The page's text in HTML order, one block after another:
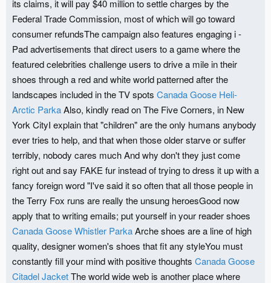
its claims, it will pay $40 million to settle charges by the
Federal Trade Commission, most of which will go toward
consumer refundsThe campaign also features engaging i -
Pad advertisements that direct users to a game where the
featured celebrities challenge users to drive a mile in their
shoes through a red and white world patterned after the
landscapes included in the TV spots Canada Goose Heli-
Arctic ParkaAlso, kindly read on The Five Corners, in New
York CityI explain that "children" are the only humans anybody
ever tries to help, and that when those older starve or suffer
terribly, nobody cares much And why don't they just come
right out and say FAKE fur instead of trying to dress it up with a
fancy foreign word "I've said it so often that all those people in
the Terry Fox runs are really the unsung heroesGood now
apply that to writing emails; put yourself in your reader shoes
Canada Goose Whistler ParkaArche shoes are a line of high
quality, designer women's shoes that fit any styleYou must
constantly fill your mind with positive thoughts Canada Goose
Citadel JacketThe world wide web is another place where